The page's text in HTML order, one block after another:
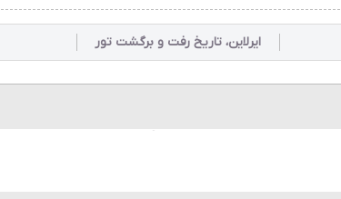
ایرلاین، تاریخ رفت و برگشت تور